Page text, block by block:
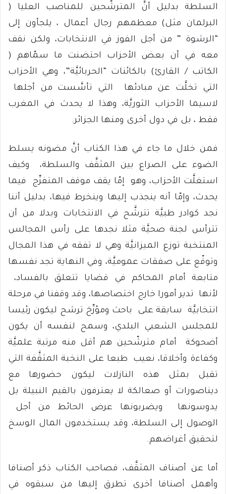
السلطة بدليل أنَّ المترشّحين للمناصب العليا (
البرلمان مثل) معظمهم رجال أعمال ، يلجأون إلى
“الرشوة ” من أجل الفوز في الانتخابات، ولكن نقف
معه في أن بعض الأحزاب احتضنت ما سمّاهم (
الكاتب / القارئ) بالكائنات “الحربائيَّة”، وهي الأحزاب
التي تخلَّت عن مبادئها التي تأسَّست من أجلها
لاسيما الأحزاب الثوريَّة، وهذا لا يحدث في المغرب
فقط ، بل في دول أخرى ومنها الجزائر.
فمن خلال ما جاء في هذا الكتاب أنَّ مضونه يسلط
الضوء على الصراع بين المثقَّف والسلطة، وكيف
استغلَّت الأحزاب، وهو إمّا يقف موقف المتفرِّج فيما
يحدث، وإمّا أنه ينجذب إليها وينخرط فيها، بدليل أننا
نجد كوادر طبيَّة تترشَّح في الانتخابات وبدلا من أن
تترأس لجنة صحيَّة مثلا نجدها على رأس المجالس
المنتخبة توزع الميزانيَّة وهي لا تفقه في هذا المجال
وتوقّع على صفقات عموميَّة، وفي النهاية تجد نفسها
متابعة أمام المحاكم في قضايا تتعلق بالفساد،
لأنها تدير أمورا خارج اختصاصها، وقد وقفنا في مرحلة
انتخابيَّة سابقة على باحث ومؤرِّخ ترشح ليكون رئيسا
للمجلس الشعبي البلدي، وسمح لنفسه أن يكون
أضحوكة أمام مترشّحين هم أقل منه مرتبة علميَّة
وكفاءة وأخلاقا، نعيب طبعا على النخبة المثقَّفة التي
تقبل بمثل هذه النازلات ليكون حضورها مع
ديناصورات أو صعالكة لا يعترفون بالقيم النبيلة بل
يدوسونها ويضربونها عرض الحائط من أجل
الوصول إلى السلطة، وقد يستخدمون المال الوسخ
لتحقيق أغراضهم.
أما عن أصناف المثقَّف، فصاحب الكتاب ذكر أصنافا
وأهمل أصنافا أخرى تطرق إليها من سبقوه في